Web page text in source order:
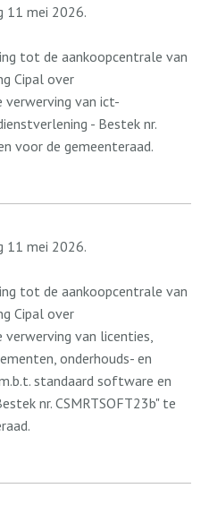
11 mei 2026.
tot de aankoopcentrale van
Cipal over
verwerving van ict-
- Bestek nr.
voor de gemeenteraad.
11 mei 2026.
tot de aankoopcentrale van
Cipal over
verwerving van licenties,
onderhouds- en
standaard software en
nr. CSMRTSOFT23b" te